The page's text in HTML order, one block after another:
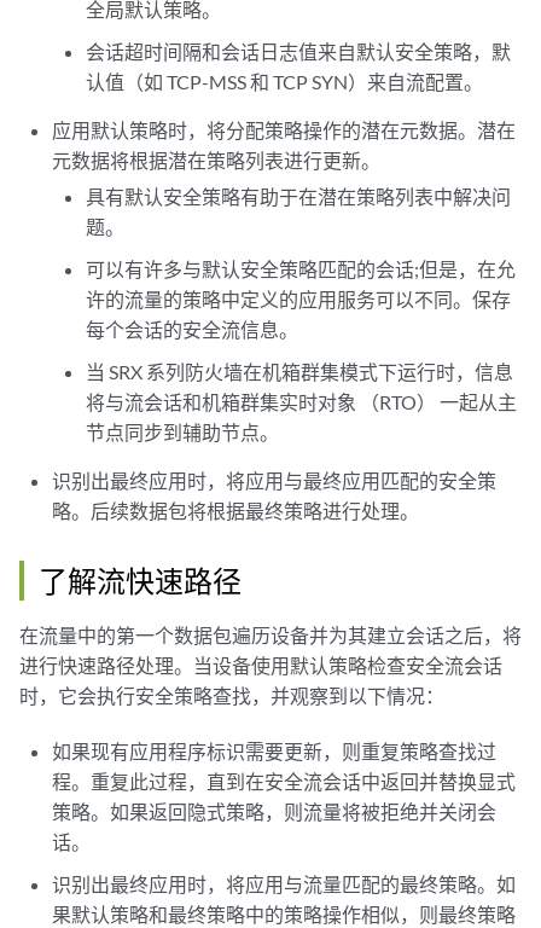
全局默认策略。
会话超时间隔和会话日志值来自默认安全策略，默
认值（如 TCP-MSS 和 TCP SYN）来自流配置。
应用默认策略时，将分配策略操作的潜在元数据。潜在
元数据将根据潜在策略列表进行更新。
具有默认安全策略有助于在潜在策略列表中解决问
题。
可以有许多与默认安全策略匹配的会话;但是，在允
许的流量的策略中定义的应用服务可以不同。保存
每个会话的安全流信息。
当 SRX 系列防火墙在机箱群集模式下运行时，信息
将与流会话和机箱群集实时对象 （RTO） 一起从主
节点同步到辅助节点。
识别出最终应用时，将应用与最终应用匹配的安全策
略。后续数据包将根据最终策略进行处理。
了解流快速路径
在流量中的第一个数据包遍历设备并为其建立会话之后，将
进行快速路径处理。当设备使用默认策略检查安全流会话
时，它会执行安全策略查找，并观察到以下情况：
如果现有应用程序标识需要更新，则重复策略查找过
程。重复此过程，直到在安全流会话中返回并替换显式
策略。如果返回隐式策略，则流量将被拒绝并关闭会
话。
识别出最终应用时，将应用与流量匹配的最终策略。如
果默认策略和最终策略中的策略操作相似，则最终策略